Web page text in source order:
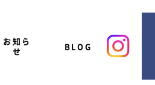
お知ら
せ
BLOG